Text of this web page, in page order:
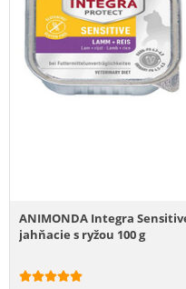
ANIMONDA Integra
jahňacie s ryžou 100 g